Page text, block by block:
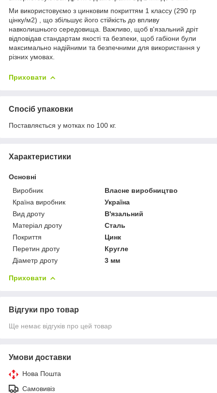
Ми використовуємо з цинковим покриттям 1 классу (290 гр
цінку/м2) , що збільшує його стійкість до впливу
навколишнього середовища. Важливо, щоб в'язальний дріт
відповідав стандартам якості та безпеки, щоб габіони були
максимально надійними та безпечними для використання у
різних умовах.
Приховати
Спосіб упаковки
Поставляється у мотках по 100 кг.
Характеристики
Основні
Виробник
Власне виробництво
Країна виробник
Україна
Вид дроту
В'язальний
Матеріал дроту
Сталь
Покриття
Цинк
Перетин дроту
Кругле
Діаметр дроту
3 мм
Приховати
Відгуки про товар
Ще немає відгуків про цей товар
Умови доставки
Нова Пошта
Самовивіз